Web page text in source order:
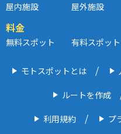
屋内施設 屋外施設
料金
無料スポット 有料スポット
モトスポットとは
ルートを作成
利用規約 プ